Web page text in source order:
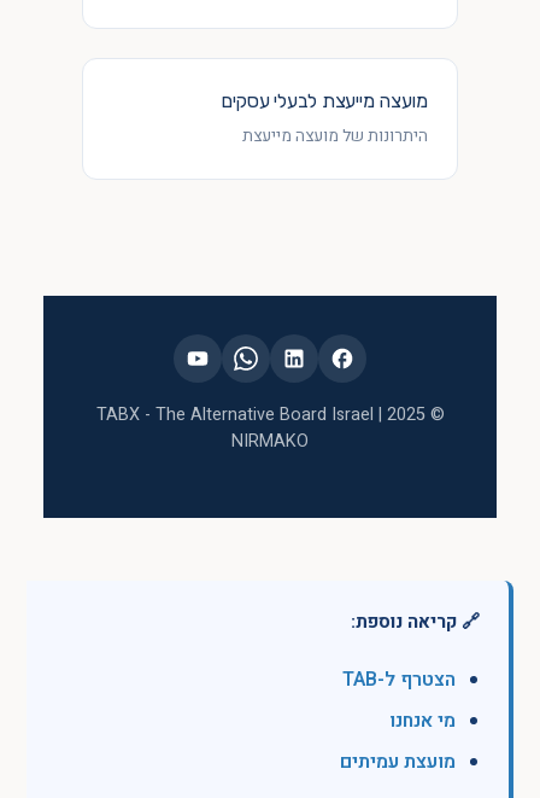
מועצה מייעצת לבעלי עסקים
היתרונות של מועצה מייעצת
© 2025
TABX- The Alternative Board Israel |
NIRMAKO
🔗 קריאה נוספת:
הצטרף ל-TAB
מי אנחנו
מועצת עמיתים